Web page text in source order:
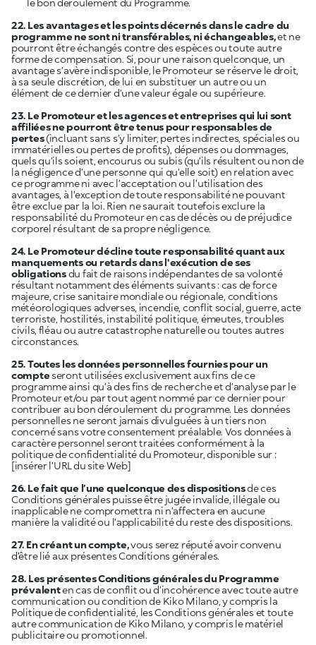
le bon déroulement du Programme.
22. Les avantages et les points décernés dans le cadre du
programme ne sont ni transférables, ni échangeables,et ne
pourront être échangés contre des espèces ou toute autre
forme de compensation. Si, pour une raison quelconque, un
avantage s’avère indisponible, le Promoteur se réserve le droit,
à sa seule discrétion, de lui en substituer un autre ou un
élément de ce dernier d’une valeur égale ou supérieure.
23. Le Promoteur et les agences et entreprises qui lui sont
affiliées ne pourront être tenus pour responsables de
pertes(incluant sans s’y limiter, pertes indirectes, spéciales ou
immatérielles ou pertes de profits), dépenses ou dommages,
quels qu’ils soient, encourus ou subis (qu’ils résultent ou non de
la négligence d’une personne qui qu’elle soit) en relation avec
ce programme ni avec l’acceptation ou l’utilisation des
avantages, à l’exception de toute responsabilité ne pouvant
être exclue par la loi. Rien ne saurait toutefois exclure la
responsabilité du Promoteur en cas de décès ou de préjudice
corporel résultant de sa propre négligence.
24. Le Promoteur décline toute responsabilité quant aux
manquements ou retards dans l'exécution de ses
obligationsdu fait de raisons indépendantes de sa volonté
résultant notamment des éléments suivants : cas de force
majeure, crise sanitaire mondiale ou régionale, conditions
météorologiques adverses, incendie, conflit social, guerre, acte
terroriste, hostilités, instabilité politique, émeutes, troubles
civils, fléau ou autre catastrophe naturelle ou toutes autres
circonstances.
25. Toutes les données personnelles fournies pour un
compteseront utilisées exclusivement aux fins de ce
programme ainsi qu’à des fins de recherche et d’analyse par le
Promoteur et/ou par tout agent nommé par ce dernier pour
contribuer au bon déroulement du programme. Les données
personnelles ne seront jamais divulguées à un tiers non
concerné sans votre consentement préalable. Vos données à
caractère personnel seront traitées conformément à la
politique de confidentialité du Promoteur, disponible sur :
[insérer l’URL du site Web]
26. Le fait que l’une quelconque des dispositionsde ces
Conditions générales puisse être jugée invalide, illégale ou
inapplicable ne compromettra ni n’affectera en aucune
manière la validité ou l’applicabilité du reste des dispositions.
27. En créant un compte,vous serez réputé avoir convenu
d’être lié aux présentes Conditions générales.
28. Les présentes Conditions générales du Programme
prévalenten cas de conflit ou d’incohérence avec toute autre
communication ou condition de Kiko Milano, y compris la
Politique de confidentialité, les Conditions générales et toute
autre communication de Kiko Milano, y compris le matériel
publicitaire ou promotionnel.